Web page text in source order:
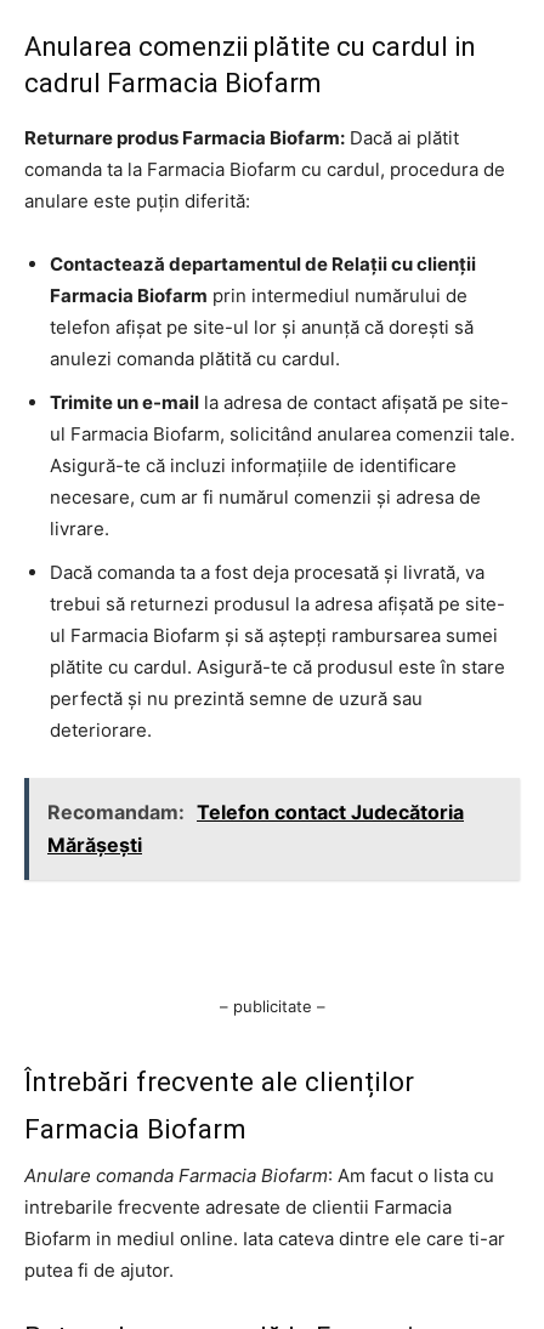
Anularea comenzii plătite cu cardul in
cadrul Farmacia Biofarm
Returnare produs Farmacia Biofarm: Dacă ai plătit
comanda ta la Farmacia Biofarm cu cardul, procedura de
anulare este puțin diferită:
Contactează departamentul de Relații cu clienții
Farmacia Biofarm prin intermediul numărului de
telefon afișat pe site-ul lor și anunță că dorești să
anulezi comanda plătită cu cardul.
Trimite un e-mail la adresa de contact afișată pe site-
ul Farmacia Biofarm, solicitând anularea comenzii tale.
Asigură-te că incluzi informațiile de identificare
necesare, cum ar fi numărul comenzii și adresa de
livrare.
Dacă comanda ta a fost deja procesată și livrată, va
trebui să returnezi produsul la adresa afișată pe site-
ul Farmacia Biofarm și să aștepți rambursarea sumei
plătite cu cardul. Asigură-te că produsul este în stare
perfectă și nu prezintă semne de uzură sau
deteriorare.
Recomandam: Telefon contact Judecătoria
Mărășești
– publicitate –
Întrebări frecvente ale clienților
Farmacia Biofarm
Anulare comanda Farmacia Biofarm: Am facut o lista cu
intrebarile frecvente adresate de clientii Farmacia
Biofarm in mediul online. Iata cateva dintre ele care ti-ar
putea fi de ajutor.